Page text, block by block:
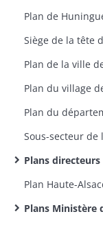
Plan de
Siège de la tête
Plan de la ville
Plan du village
Plan du
Sous-secteur de
Plans
Plan Haute-
Plans Ministère